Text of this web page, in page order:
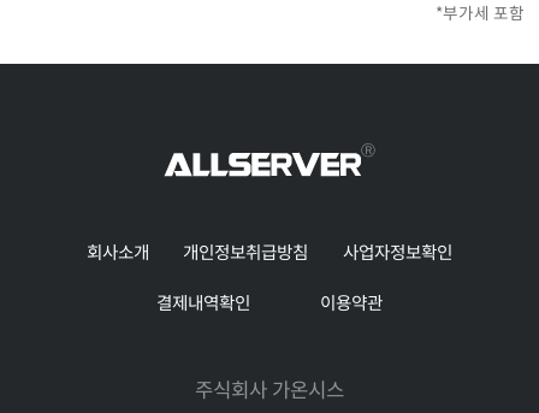
*부가세 포함
회사소개 개인정보취급방침 사업자정보확인
결제내역확인 이용약관
주식회사 가온시스